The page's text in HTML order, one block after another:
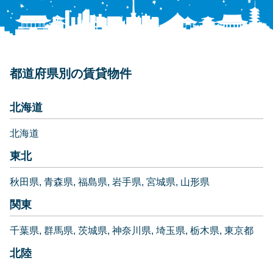
都道府県別の賃貸物件
北海道
北海道
東北
秋田県 青森県 福島県 岩手県 宮城県 山形県
関東
千葉県 群馬県 茨城県 神奈川県 埼玉県 栃木県 東京都
北陸